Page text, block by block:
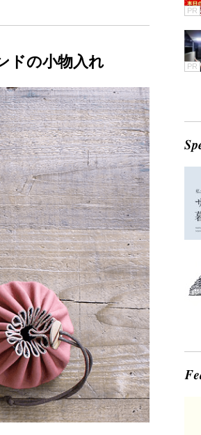
ドの小物入れ
PR
PR